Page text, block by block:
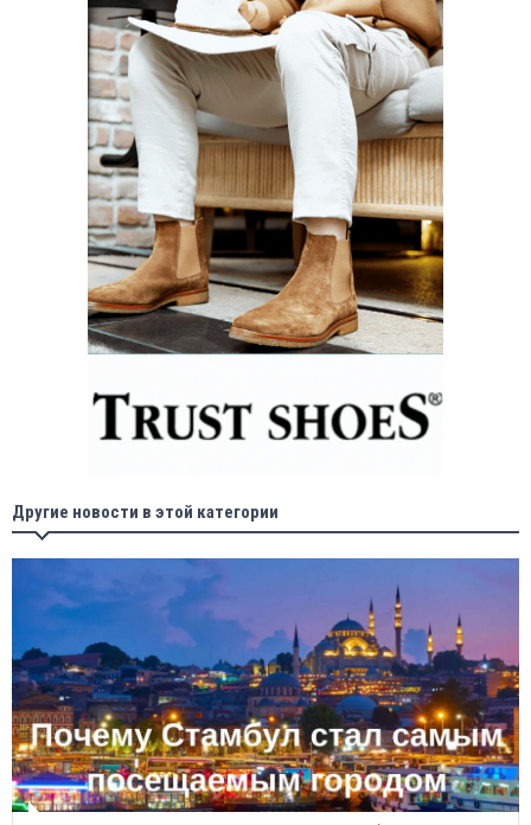
Другие новости в этой категории